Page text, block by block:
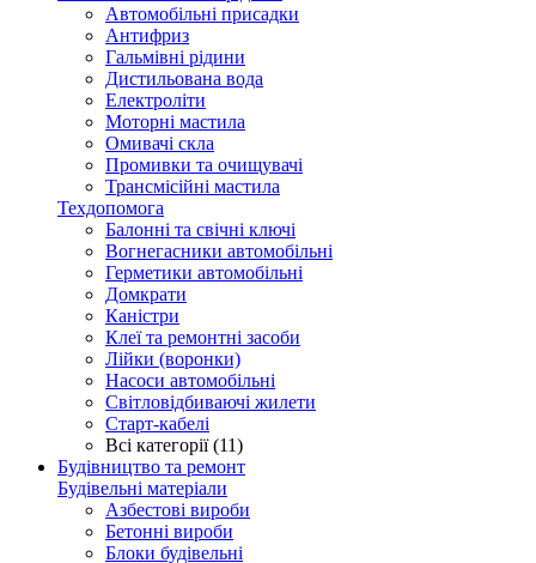
Автомобільні присадки
Антифриз
Гальмівні рідини
Дистильована вода
Електроліти
Моторні мастила
Омивачі скла
Промивки та очищувачі
Трансмісійні мастила
Техдопомога
Балонні та свічні ключі
Вогнегасники автомобільні
Герметики автомобільні
Домкрати
Каністри
Клеї та ремонтні засоби
Лійки (воронки)
Насоси автомобільні
Світловідбиваючі жилети
Старт-кабелі
Всі категорії (11)
Будівництво та ремонт
Будівельні матеріали
Азбестові вироби
Бетонні вироби
Блоки будівельні